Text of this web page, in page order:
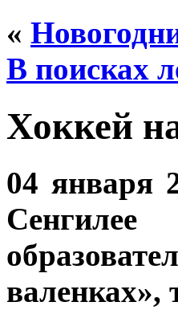
«
В поисках
Хоккей
04 января
валенках»,